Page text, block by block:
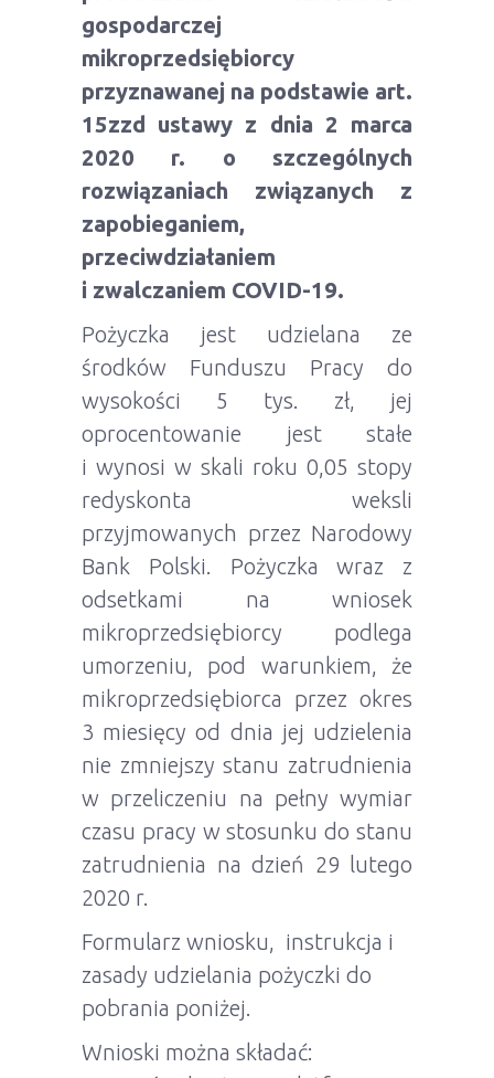
gospodarczej
mikroprzedsiębiorcy
przyznawanej na podstawie art.
15zzd ustawy z dnia 2 marca
2020 r. o szczególnych
rozwiązaniach związanych z
zapobieganiem,
przeciwdziałaniem
i zwalczaniem COVID-19.
Pożyczka jest udzielana ze
środków Funduszu Pracy do
wysokości 5 tys. zł, jej
oprocentowanie jest stałe
i wynosi w skali roku 0,05 stopy
redyskonta weksli
przyjmowanych przez Narodowy
Bank Polski. Pożyczka wraz z
odsetkami na wniosek
mikroprzedsiębiorcy podlega
umorzeniu, pod warunkiem, że
mikroprzedsiębiorca przez okres
3 miesięcy od dnia jej udzielenia
nie zmniejszy stanu zatrudnienia
w przeliczeniu na pełny wymiar
czasu pracy w stosunku do stanu
zatrudnienia na dzień 29 lutego
2020 r.
Formularz wniosku, instrukcja i
zasady udzielania pożyczki do
pobrania poniżej.
Wnioski można składać: